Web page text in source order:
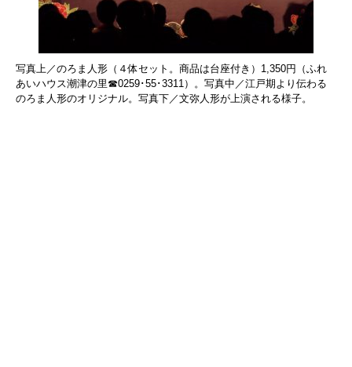
写真上／のろま人形（４体セット。商品は台座付き）1,350円（ふれ
あいハウス潮津の里☎0259･55･3311）。写真中／江戸期より伝わる
のろま人形のオリジナル。写真下／文弥人形が上演される様子。